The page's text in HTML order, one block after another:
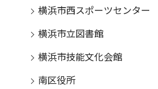
横浜市西スポーツセンター
横浜市立図書館
横浜市技能文化会館
南区役所